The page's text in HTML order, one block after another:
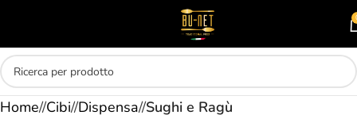
Home/ Cibi/ Dispensa/ Sughi e Ragù